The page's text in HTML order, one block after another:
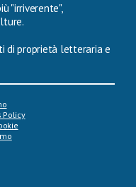
"irriverente",
di proprietà letteraria e
Policy